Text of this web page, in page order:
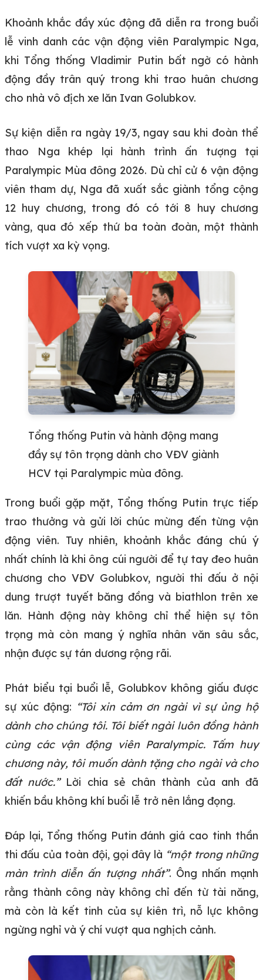
Khoảnh khắc đầy xúc động đã diễn ra trong buổi
lễ vinh danh các vận động viên Paralympic Nga,
khi Tổng thống Vladimir Putin bất ngờ có hành
động đầy trân quý trong khi trao huân chương
cho nhà vô địch xe lăn Ivan Golubkov.
Sự kiện diễn ra ngày 19/3, ngay sau khi đoàn thể
thao Nga khép lại hành trình ấn tượng tại
Paralympic Mùa đông 2026. Dù chỉ cử 6 vận động
viên tham dự, Nga đã xuất sắc giành tổng cộng
12 huy chương, trong đó có tới 8 huy chương
vàng, qua đó xếp thứ ba toàn đoàn, một thành
tích vượt xa kỳ vọng.
Tổng thống Putin và hành động mang
đầy sự tôn trọng dành cho VĐV giành
HCV tại Paralympic mùa đông.
Trong buổi gặp mặt, Tổng thống Putin trực tiếp
trao thưởng và gửi lời chúc mừng đến từng vận
động viên. Tuy nhiên, khoảnh khắc đáng chú ý
nhất chính là khi ông cúi người để tự tay đeo huân
chương cho VĐV Golubkov, người thi đấu ở nội
dung trượt tuyết băng đồng và biathlon trên xe
lăn. Hành động này không chỉ thể hiện sự tôn
trọng mà còn mang ý nghĩa nhân văn sâu sắc,
nhận được sự tán dương rộng rãi.
Phát biểu tại buổi lễ, Golubkov không giấu được
sự xúc động: “Tôi xin cảm ơn ngài vì sự ủng hộ
dành cho chúng tôi. Tôi biết ngài luôn đồng hành
cùng các vận động viên Paralympic. Tấm huy
chương này, tôi muốn dành tặng cho ngài và cho
đất nước.”Lời chia sẻ chân thành của anh đã
khiến bầu không khí buổi lễ trở nên lắng đọng.
Đáp lại, Tổng thống Putin đánh giá cao tinh thần
thi đấu của toàn đội, gọi đây là “một trong những
màn trình diễn ấn tượng nhất”. Ông nhấn mạnh
rằng thành công này không chỉ đến từ tài năng,
mà còn là kết tinh của sự kiên trì, nỗ lực không
ngừng nghỉ và ý chí vượt qua nghịch cảnh.